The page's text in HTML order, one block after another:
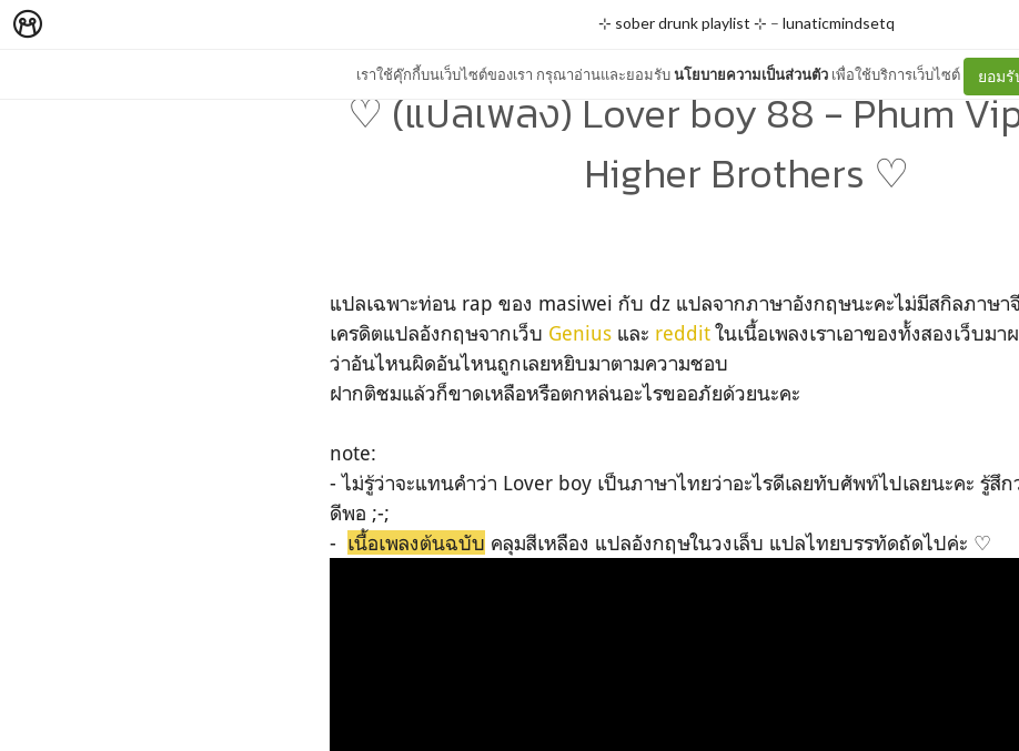
เราใช้คุ๊กกี้บนเว็บไซต์ของเรา กรุณาอ่านและยอมรับนโยบายความเป็นส่วนตัว เพื่อใช้บริการเว็บไซต์ ยอมรั
⊹ sober drunk playlist ⊹ – lunaticmindsetq
♡ (แปลเพลง) Lover boy 88 - Phum
Higher Brothers ♡
แปลเฉพาะท่อน rap ของ masiwei กับ dz แปลจากภาษาอังกฤษนะคะไม่มีสกิลภาษา
เครดิตแปลอังกฤษจากเว็บ Genius และ redditในเนื้อเพลงเราเอาของทั้งสองเว็บม
ว่าอันไหนผิดอันไหนถูกเลยหยิบมาตามความชอบ
ฝากติชมแล้วก็ขาดเหลือหรือตกหล่นอะไรขออภัยด้วยนะคะ
note:
- ไม่รู้ว่าจะแทนคำว่า Lover boy เป็นภาษาไทยว่าอะไรดีเลยทับศัพท์ไปเลยนะคะ รู้
ดีพอ ;-;
- เนื้อเพลงต้นฉบับ คลุมสีเหลือง แปลอังกฤษในวงเล็บ แปลไทยบรรทัดถัดไปค่ะ ♡